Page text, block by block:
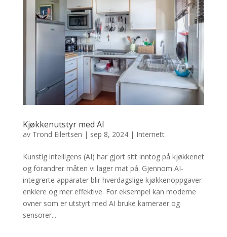
Kjøkkenutstyr med AI
av Trond Eilertsen | sep 8, 2024| Internett
Kunstig intelligens (AI) har gjort sitt inntog på kjøkkenet
og forandrer måten vi lager mat på. Gjennom AI-
integrerte apparater blir hverdagslige kjøkkenoppgaver
enklere og mer effektive. For eksempel kan moderne
ovner som er utstyrt med AI bruke kameraer og
sensorer...